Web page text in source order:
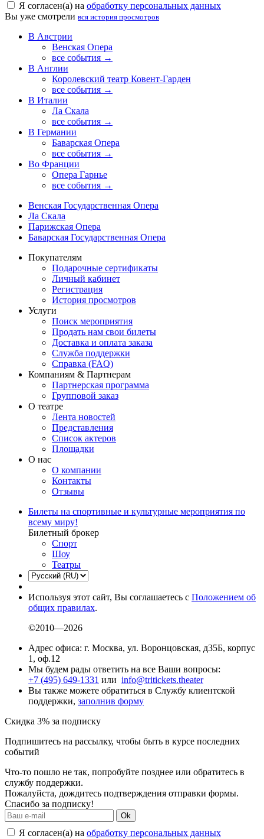
Я согласен(а) на обработку персональных данных
Вы уже смотрели вся история просмотров
В Австрии
Венская Опера
все события →
В Англии
Королевский театр Ковент-Гарден
все события →
В Италии
Ла Скала
все события →
В Германии
Баварская Опера
все события →
Во Франции
Опера Гарнье
все события →
Венская Государственная Опера
Ла Скала
Парижская Опера
Баварская Государственная Опера
Покупателям
Подарочные сертификаты
Личный кабинет
Регистрация
История просмотров
Услуги
Поиск мероприятия
Продать нам свои билеты
Доставка и оплата заказа
Служба поддержки
Справка (FAQ)
Компаниям & Партнерам
Партнерская программа
Групповой заказ
О театре
Лента новостей
Представления
Список актеров
Площадки
О нас
О компании
Контакты
Отзывы
Билеты на спортивные и культурные мероприятия по
всему миру!
Билетный брокер
Спорт
Шоу
Театры
Используя этот сайт, Вы соглашаетесь с Положением об
общих правилах.
©2010—2026
Адрес офиса: г. Москва, ул. Воронцовская, д35Б, корпус
1, оф.12
Мы будем рады ответить на все Ваши вопросы:
+7 (495) 649-1331 или info@tritickets.theater
Вы также можете обратиться в Службу клиентской
поддержки, заполнив форму
Скидка 3% за подписку
Подпишитесь на рассылку, чтобы быть в курсе последних
событий
Что-то пошло не так, попробуйте позднее или обратитесь в
службу поддержки.
Пожалуйста, дождитесь подтверждения отправки формы.
Спасибо за подписку!
Ok
Я согласен(а) на обработку персональных данных